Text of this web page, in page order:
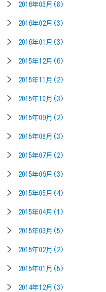
2016年03月(8)
2016年02月(3)
2016年01月(3)
2015年12月(6)
2015年11月(2)
2015年10月(3)
2015年09月(2)
2015年08月(3)
2015年07月(2)
2015年06月(3)
2015年05月(4)
2015年04月(1)
2015年03月(5)
2015年02月(2)
2015年01月(5)
2014年12月(3)